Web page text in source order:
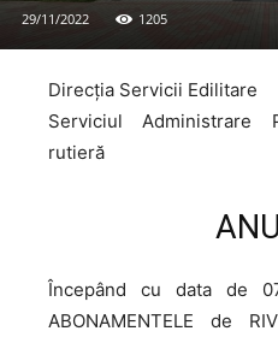
29/11/2022 1205
Direcția Servicii Edilitare
Serviciul Administrare
rutieră
Începând cu data de
ABONAMENTELE de